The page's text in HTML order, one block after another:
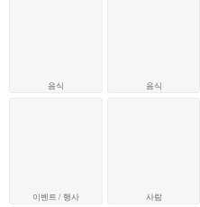
음식
이벤트 / 행사
음식
사람